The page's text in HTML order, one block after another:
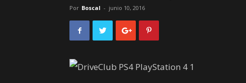
Por Boscal - junio 10, 2016